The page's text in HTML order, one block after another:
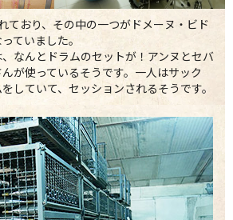
ており、その中の一つがドメーヌ・ビド
ていました。
なんとドラムのセットが！アンヌとセバ
が使っているそうです。一人はサック
していて、セッションされるそうです。